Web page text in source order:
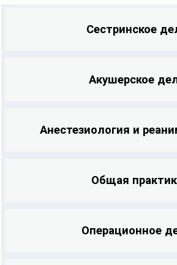
Программа рассчитана на
свою квалификацию и
профессиональные
Сестринское
Акушерское
Анестезиология и
Общая
Операционное